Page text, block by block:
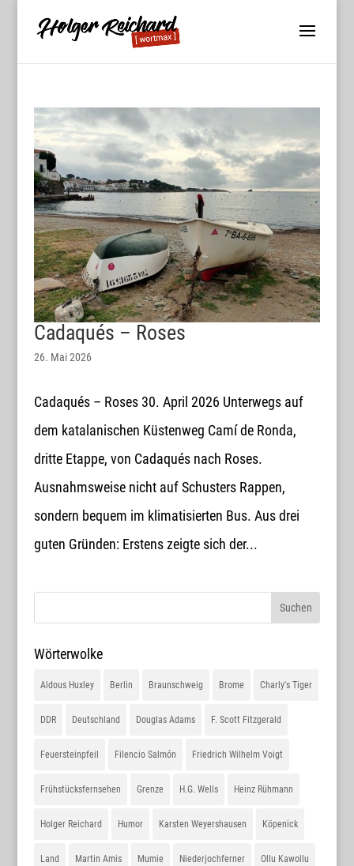
Cadaqués – Roses
26. Mai 2026
Cadaqués – Roses 30. April 2026 Unterwegs auf
dem katalanischen Küstenweg Camí de Ronda,
dritte Etappe, von Cadaqués nach Roses.
Ausnahmsweise nicht auf Schusters Rappen,
sondern bequem im klimatisierten Bus. Aus drei
guten Gründen: Erstens zeigte sich der...
Wörterwolke
Aldous Huxley Berlin Braunschweig Brome Charly's Tiger
DDR Deutschland Douglas Adams F. Scott Fitzgerald
Feuersteinpfeil Filencio Salmón Friedrich Wilhelm Voigt
Frühstücksfernsehen Grenze H.G. Wells Heinz Rühmann
Holger Reichard Humor Karsten Weyershausen Köpenick
Land Martin Amis Mumie Niederjochferner Ollu Kawollu